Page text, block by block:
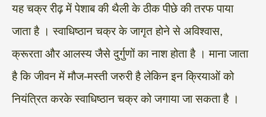
यह चक्र रीढ़ में पेशाब की थैली के ठीक पीछे की तरफ पाया
जाता है । स्वाधिष्ठान चक्र के जागृत होने से अविश्वास,
क्रूरता और आलस्य जैसे दुर्गुणों का नाश होता है । माना जाता
है कि जीवन में मौज-मस्ती जरुरी है लेकिन इन क्रियाओं को
नियंत्रित करके स्वाधिष्ठान चक्र को जगाया जा सकता है ।